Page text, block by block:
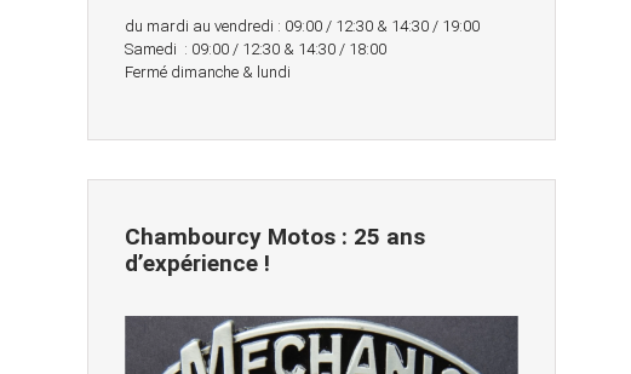
du mardi au vendredi : 09:00 / 12:30 & 14:30 / 19:00
Samedi : 09:00 / 12:30 & 14:30 / 18:00
Fermé dimanche & lundi
Chambourcy Motos : 25 ans
d’expérience !